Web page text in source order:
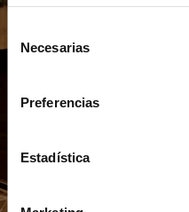
de Necesarias
Preferencias
Estadística